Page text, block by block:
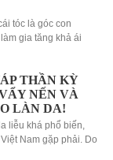
tóc là góc con
gia tăng khả ái
THẦN KỲ
NẾN VÀ
LÀN DA!
liễu khá phổ biến,
Nam gặp phải. Do